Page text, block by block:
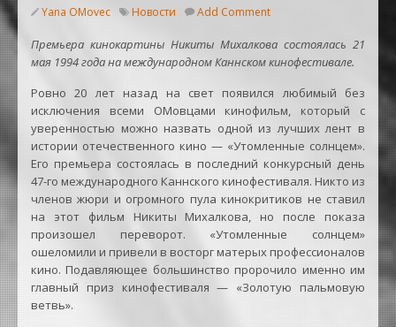
Yana OMovec Новости Add Comment
Премьера кинокартины Никиты Михалкова состоялась 21
мая 1994 года на международном Каннском кинофестивале.
Ровно 20 лет назад на свет появился любимый без
исключения всеми ОМовцами кинофильм, который с
уверенностью можно назвать одной из лучших лент в
истории отечественного кино — «Утомленные солнцем».
Его премьера состоялась в последний конкурсный день
47-го международного Каннского кинофестиваля. Никто из
членов жюри и огромного пула кинокритиков не ставил
на этот фильм Никиты Михалкова, но после показа
произошел переворот. «Утомленные солнцем»
ошеломили и привели в восторг матерых профессионалов
кино. Подавляющее большинство пророчило именно им
главный приз кинофестиваля — «Золотую пальмовую
ветвь».